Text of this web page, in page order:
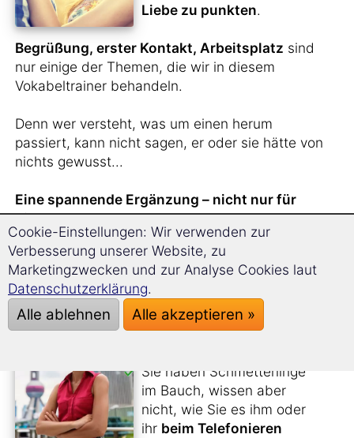
Liebe zu punkten.
Begrüßung, erster Kontakt, Arbeitsplatz sind
nur einige der Themen, die wir in diesem
Vokabeltrainer behandeln.
Denn wer versteht, was um einen herum
passiert, kann nicht sagen, er oder sie hätte von
nichts gewusst...
Eine spannende Ergänzung – nicht nur für
Singles.
Sie haben
jemanden aus China
kennengelernt
und wollen
Sie haben Schmetterlinge
im Bauch, wissen aber
nicht, wie Sie es ihm oder
ihr beim Telefonieren
Cookie-Einstellungen: Wir verwenden zur
Verbesserung unserer Website, zu
Marketingzwecken und zur Analyse Cookies laut
Datenschutzerklärung.
Alle ablehnen Alle akzeptieren »